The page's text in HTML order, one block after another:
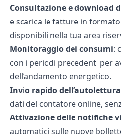
Consultazione e download
e scarica le fatture in
disponibili nella tua area
Monitoraggio dei consumi:
con i periodi precedenti per
dell’andamento energetico.
Invio rapido dell’autolettura
dati del contatore online,
Attivazione delle notifiche
automatici sulle nuove